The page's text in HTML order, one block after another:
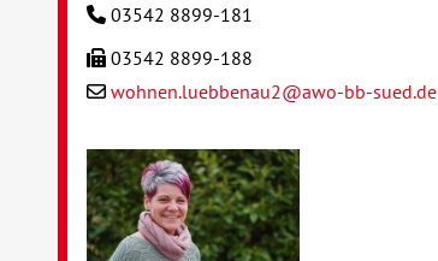
03542 8899-181
03542 8899-188
wohnen.luebbenau2@awo-bb-sued.de